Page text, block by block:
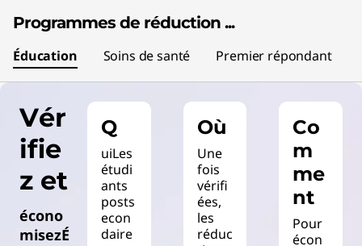
T
e
a
Programmes de réduction ...
Éducation Soins de santé Premier répondant
Vér
ifie
z et
écono
misezÉ
Q
uiLes
étudi
ants
posts
econ
daire
Où
Une
fois
vérifi
ées,
les
réduc
Co
m
me
nt
Pour
écon